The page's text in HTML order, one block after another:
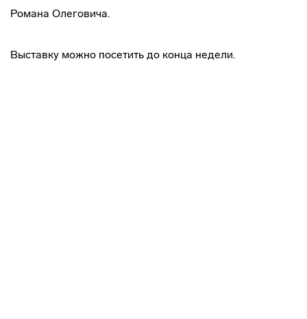
Романа Олеговича.
Выставку можно посетить до конца недели.